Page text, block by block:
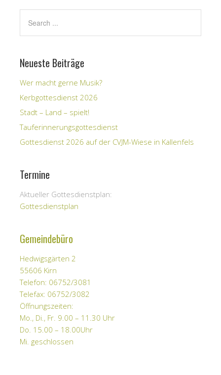
Neueste Beiträge
Wer macht gerne Musik?
Kerbgottesdienst 2026
Stadt – Land – spielt!
Tauferinnerungsgottesdienst
Gottesdienst 2026 auf der CVJM-Wiese in Kallenfels
Termine
Aktueller Gottesdienstplan:
Gottesdienstplan
Gemeindebüro
Hedwigsgärten 2
55606 Kirn
Telefon: 06752/3081
Telefax: 06752/3082
Öffnungszeiten:
Mo., Di., Fr. 9.00 – 11.30 Uhr
Do. 15.00 – 18.00Uhr
Mi. geschlossen